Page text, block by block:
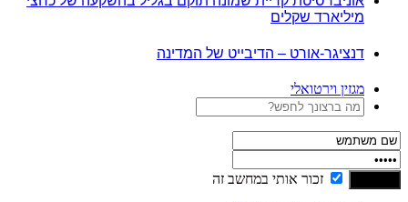
מיליארד שקלים
דנציגר-אורט – הדיבייט של המדינה
מגזין וירטואלי
זכור אותי במחשב זה